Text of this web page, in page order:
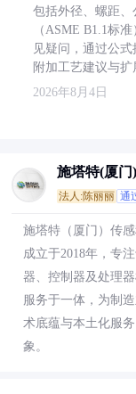
包括外径、螺距
（ASME B1.1标
见疑问，通过公
附加工艺建议与扩
2026年8月4日
施塔特(厦门
法人:陈丽丽 通
施塔特（厦门）传
成立于2018年，专
器、控制器及处理
服务于一体，为制
术底蕴与本土化服
象。